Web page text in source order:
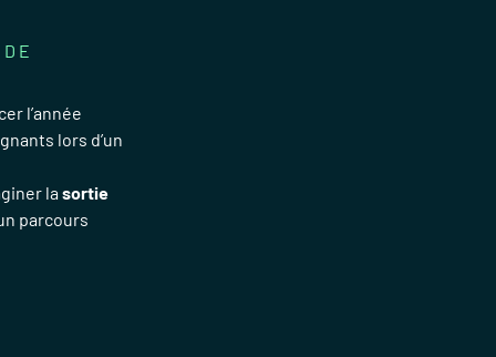
l’année
lors d’un
la sortie
parcours